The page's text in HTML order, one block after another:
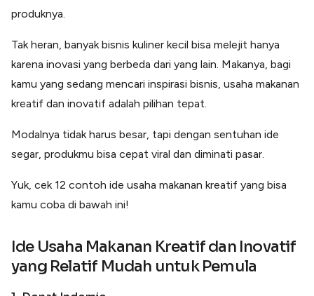
Software Akuntansi
Integrasi Paper dengan Accurate
produknya.
Tak heran, banyak bisnis kuliner kecil bisa melejit hanya
karena inovasi yang berbeda dari yang lain. Makanya, bagi
kamu yang sedang mencari inspirasi bisnis, usaha makanan
kreatif dan inovatif adalah pilihan tepat.
Modalnya tidak harus besar, tapi dengan sentuhan ide
segar, produkmu bisa cepat viral dan diminati pasar.
Yuk, cek 12 contoh ide usaha makanan kreatif yang bisa
kamu coba di bawah ini!
Ide Usaha Makanan Kreatif dan Inovatif
yang Relatif Mudah untuk Pemula